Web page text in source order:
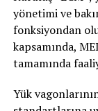
yönetimi ve
fonksiyondan
kapsamında,
tamamında
Yük